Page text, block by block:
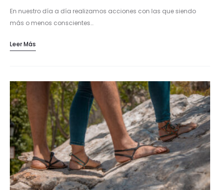
En nuestro día a día realizamos acciones con las que siendo
más o menos conscientes…
Leer Más